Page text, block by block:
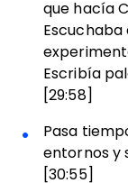
que hacía
Escuchaba
Escribía
[29:58]
Pasa
entornos y
[30:55]